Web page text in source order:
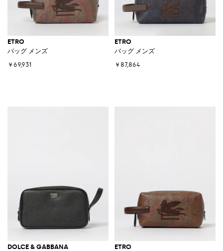
ETRO
バッグ メンズ
￥69,931
ETRO
バッグ メンズ
￥87,864
DOLCE & GABBANA ETRO